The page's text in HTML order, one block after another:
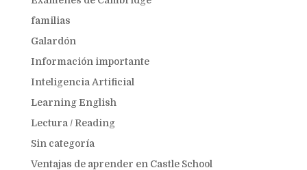
familias
Galardón
Información importante
Inteligencia Artificial
Learning English
Lectura / Reading
Sin categoría
Ventajas de aprender en Castle School